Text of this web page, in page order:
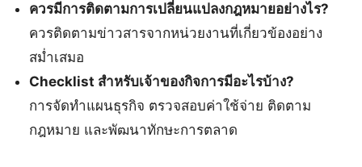
ควรมีการติดตามการเปลี่ยนแปลงกฎหมายอย่างไร?
ควรติดตามข่าวสารจากหน่วยงานที่เกี่ยวข้องอย่าง
สม่ำเสมอ
Checklist สำหรับเจ้าของกิจการมีอะไรบ้าง?
การจัดทำแผนธุรกิจ ตรวจสอบค่าใช้จ่าย ติดตาม
กฎหมาย และพัฒนาทักษะการตลาด